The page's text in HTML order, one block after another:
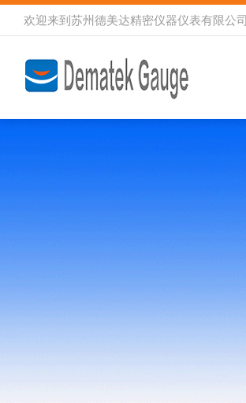
欢迎来到 苏州德美达精密仪器仪表有限公司